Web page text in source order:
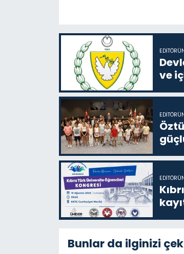
ve
Bunlar da ilginizi